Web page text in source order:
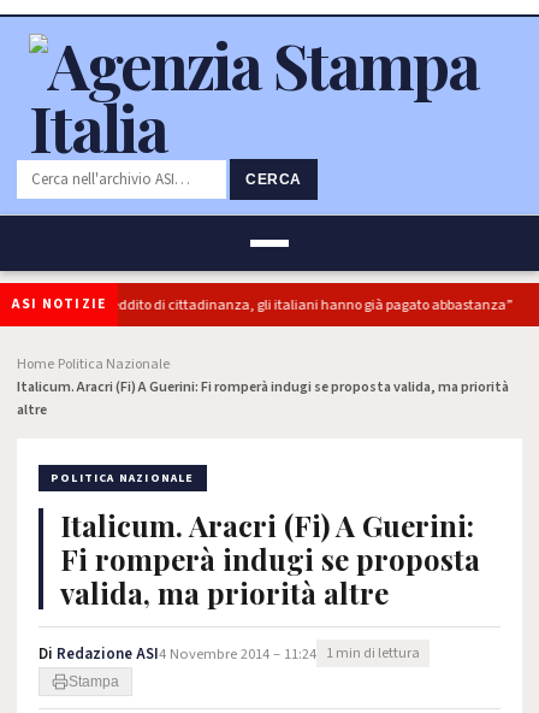
CERCA
ASI NOTIZIEe reddito di cittadinanza, gli italiani hanno già pagato abbastanza”
Home Politica Nazionale
Italicum. Aracri (Fi) A Guerini: Fi romperà indugi se proposta valida, ma priorità
altre
POLITICA NAZIONALE
Italicum. Aracri (Fi) A Guerini:
Fi romperà indugi se proposta
valida, ma priorità altre
Di Redazione ASI4 Novembre 2014 – 11:24 1 min di lettura
Stampa